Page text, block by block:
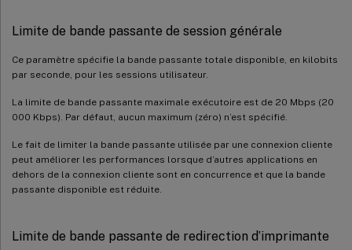
Limite de bande passante de session générale
Ce paramètre spécifie la bande passante totale disponible, en kilobits
par seconde, pour les sessions utilisateur.
La limite de bande passante maximale exécutoire est de 20 Mbps (20
000 Kbps). Par défaut, aucun maximum (zéro) n’est spécifié.
Le fait de limiter la bande passante utilisée par une connexion cliente
peut améliorer les performances lorsque d’autres applications en
dehors de la connexion cliente sont en concurrence et que la bande
passante disponible est réduite.
Limite de bande passante de redirection d’imprimante